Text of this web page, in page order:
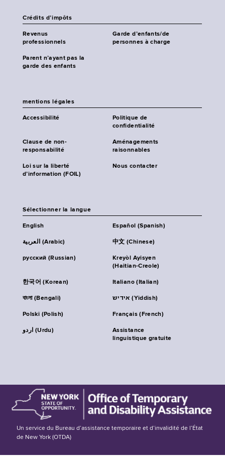
Crédits d’impôts
Revenus
professionnels
Garde d’enfants/de
personnes à charge
Parent n’ayant pas la
garde des enfants
mentions légales
Accessibilité
Politique de
confidentialité
Clause de non-
responsabilité
Aménagements
raisonnables
Loi sur la liberté
d’information (FOIL)
Nous contacter
Sélectionner la langue
English Español (Spanish)
العربية (Arabic) 中文 (Chinese)
русский (Russian)
Kreyòl Ayisyen
(Haitian-Creole)
한국어 (Korean) Italiano (Italian)
বাংলা (Bengali) אידיש (Yiddish)
Polski (Polish) Français (French)
اردو (Urdu)
Assistance
linguistique gratuite
Un service du Bureau d’assistance temporaire et d’invalidité de l’État
de New York (OTDA)